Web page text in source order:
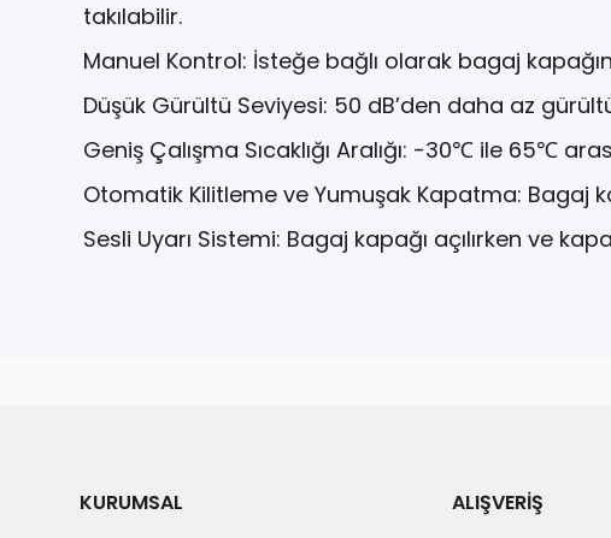
takılabilir.
Manuel Kontrol: İsteğe bağlı olarak bagaj
Düşük Gürültü Seviyesi: 50 dB’den daha az gürültü
Geniş Çalışma Sıcaklığı Aralığı: -30℃ ile 65℃
Otomatik Kilitleme ve Yumuşak Kapatma: Bagaj
Sesli Uyarı Sistemi: Bagaj kapağı açılırken ve
Ürün bilgilerinde hatalar bulunuyor.
KURUMSAL ALIŞVERİŞ